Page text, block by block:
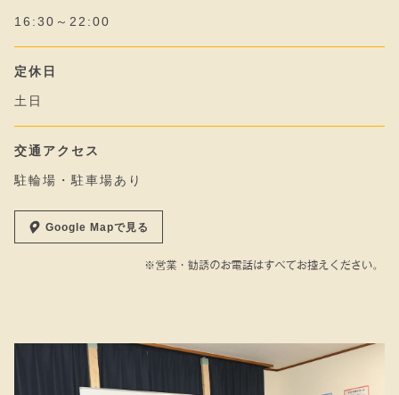
16:30～22:00
定休日
土日
交通アクセス
駐輪場・駐車場あり
Google Mapで見る